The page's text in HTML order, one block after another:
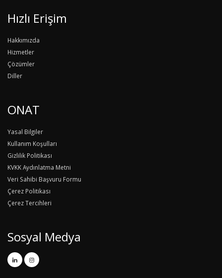
Hızlı Erişim
Hakkımızda
Hizmetler
Çözümler
Diller
ONAT
Yasal Bilgiler
Kullanım Koşulları
Gizlilik Politikası
KVKK Aydınlatma Metni
Veri Sahibi Başvuru Formu
Çerez Politikası
Çerez Tercihleri
Sosyal Medya